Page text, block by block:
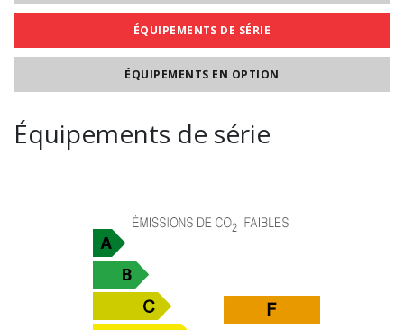
ÉQUIPEMENTS DE SÉRIE
ÉQUIPEMENTS EN OPTION
Équipements de série